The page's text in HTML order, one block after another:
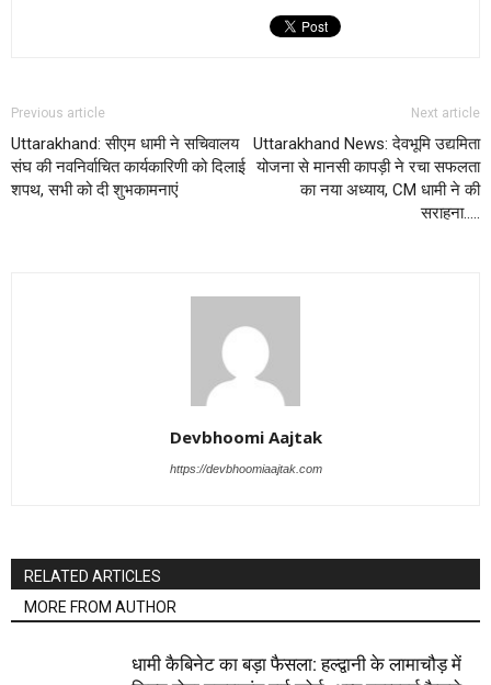
Previous article
Uttarakhand: सीएम धामी ने सचिवालय
संघ की नवनिर्वाचित कार्यकारिणी को दिलाई
शपथ, सभी को दी शुभकामनाएं
Next article
Uttarakhand News: देवभूमि उद्यमिता
योजना से मानसी कापड़ी ने रचा सफलता
का नया अध्याय, CM धामी ने की
सराहना…..
Devbhoomi Aajtak
https://devbhoomiaajtak.com
RELATED ARTICLES
MORE FROM AUTHOR
धामी कैबिनेट का बड़ा फैसला: हल्द्वानी के लामाचौड़ में